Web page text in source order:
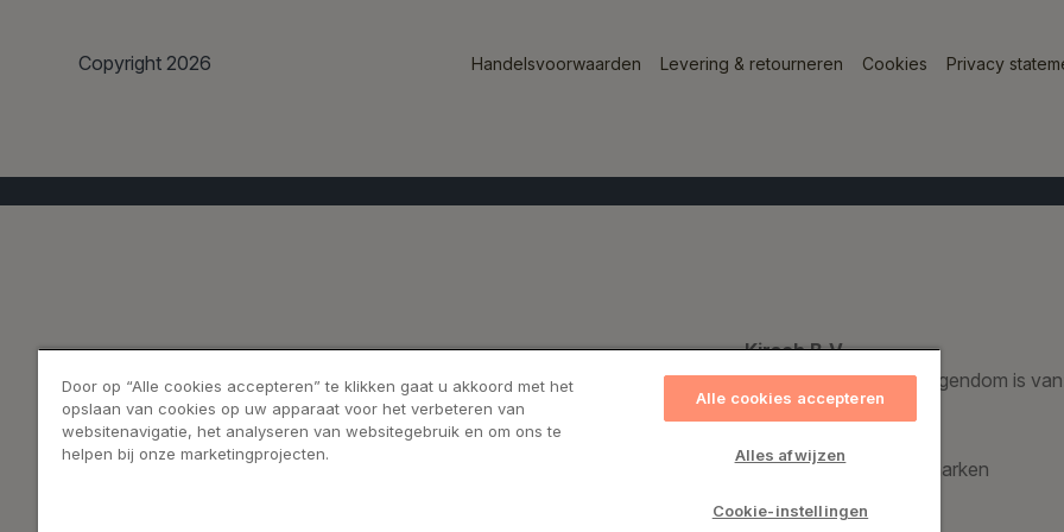
Copyright 2026 Handelsvoorwaarden Levering & retourneren Cookies Privacy
Kirsch B.V.
Een geregistreerd handelsmerk dat voor 100% eigendom is
Bronzevej 8, 8940 Randers SV, Denemarken
Door op “Alle cookies accepteren” te klikken gaat u akkoord met het
opslaan van cookies op uw apparaat voor het verbeteren van
websitenavigatie, het analyseren van websitegebruik en om ons te
helpen bij onze marketingprojecten.
Alle cookies accepteren
Alles afwijzen
Cookie-instellingen